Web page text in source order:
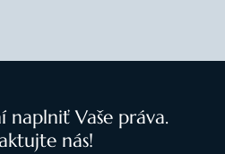
naplniť Vaše práva.
nás!